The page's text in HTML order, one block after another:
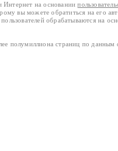
Интернет на основании
вы можете обратиться на его
пользователей обрабатываются на
полумиллиона страниц по